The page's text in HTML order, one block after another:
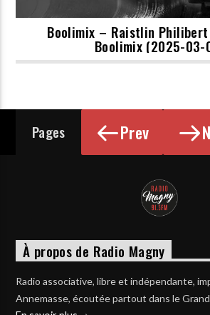
Boolimix – Raistlin
Boolimix (2025-03-
Pages Prev
À propos de Radio Magny
Radio associative, libre et indépendante,
Annemasse, écoutée partout dans le